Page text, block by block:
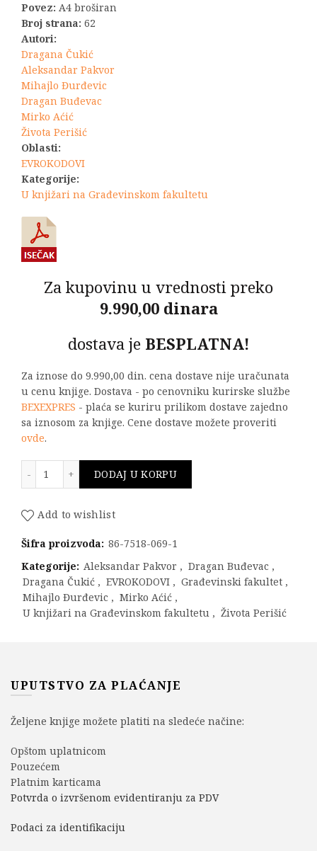
Povez: A4 broširan
Broj strana: 62
Autori:
Dragana Čukić
Aleksandar Pakvor
Mihajlo Đurđevic
Dragan Buđevac
Mirko Aćić
Života Perišić
Oblasti:
EVROKODOVI
Kategorije:
U knjižari na Građevinskom fakultetu
Za kupovinu u vrednosti preko
9.990,00 dinara
dostava je BESPLATNA!
Za iznose do 9.990,00 din. cena dostave nije uračunata
u cenu knjige. Dostava - po cenovniku kurirske službe
BEXEXPRES - plaća se kuriru prilikom dostave zajedno
sa iznosom za knjige. Cene dostave možete proveriti
ovde.
DODAJ U KORPU
Add to wishlist
Šifra proizvoda: 86-7518-069-1
Kategorije: Aleksandar Pakvor , Dragan Buđevac ,
Dragana Čukić , EVROKODOVI , Građevinski fakultet ,
Mihajlo Đurđevic , Mirko Aćić ,
U knjižari na Građevinskom fakultetu , Života Perišić
UPUTSTVO ZA PLAĆANJE
Željene knjige možete platiti na sledeće načine:
Opštom uplatnicom
Pouzećem
Platnim karticama
Potvrda o izvršenom evidentiranju za PDV
Podaci za identifikaciju